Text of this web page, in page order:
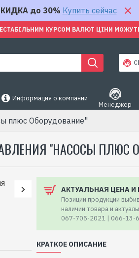
до 30% Купить сейчас
КУРСОМ ВАЛЮТ ЦІНИ
Информация о компании
Менеджер
плюс Оборудование"
"НАСОСЫ ПЛЮС
АКТУАЛЬНАЯ ЦЕНА И
Позиции продукции
наличии товара и
067-705-2021 | 066-13-
КРАТКОЕ ОПИСАНИЕ